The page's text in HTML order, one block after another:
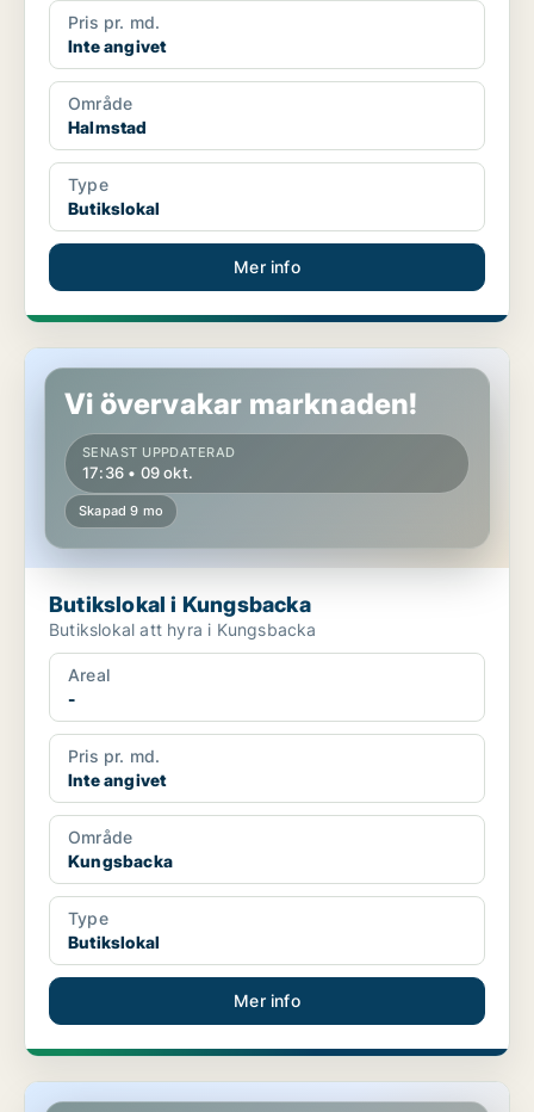
Pris pr. md.
Inte angivet
Område
Halmstad
Type
Butikslokal
Mer info
Butikslokal i Kungsbacka
Vi övervakar marknaden!
SENAST UPPDATERAD
17:36 • 09 okt.
Skapad 9 mo
Butikslokal i Kungsbacka
Butikslokal att hyra i Kungsbacka
Areal
-
Pris pr. md.
Inte angivet
Område
Kungsbacka
Type
Butikslokal
Mer info
Butikslokal i Falkenberg